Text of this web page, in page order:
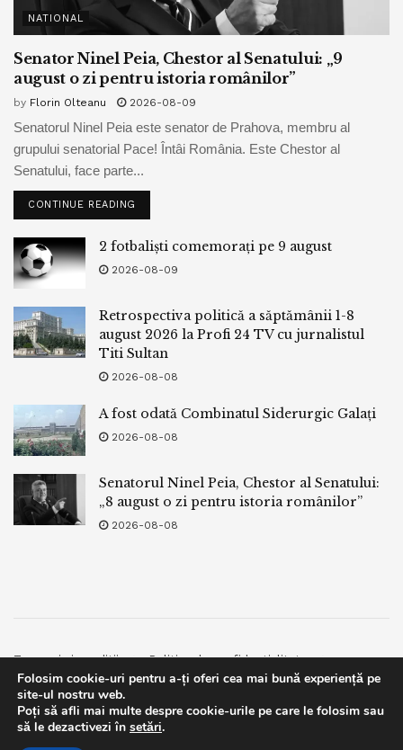
NATIONAL
Senator Ninel Peia, Chestor al Senatului: „9
august o zi pentru istoria românilor”
by Florin Olteanu 2026-08-09
Senatorul Ninel Peia este senator de Prahova, membru al
grupului senatorial Pace! Întâi România. Este Chestor al
Senatului, face parte...
CONTINUE READING
2 fotbaliști comemorați pe 9 august
2026-08-09
Retrospectiva politică a săptămânii 1-8
august 2026 la Profi 24 TV cu jurnalistul
Titi Sultan
2026-08-08
A fost odată Combinatul Siderurgic Galați
2026-08-08
Senatorul Ninel Peia, Chestor al Senatului:
„8 august o zi pentru istoria românilor”
2026-08-08
Termeni si conditii
Politica de confidentialitate
Facebook
Contact
© 2019bpnews- Business & Politics Newsbpnews.
Folosim cookie-uri pentru a-ți oferi cea mai bună experiență pe
site-ul nostru web.
Poți să afli mai multe despre cookie-urile pe care le folosim sau
să le dezactivezi în setări.
This website uses GDPR cookies. By continuing to use this
website you are giving consent to cookies being used. Visit our